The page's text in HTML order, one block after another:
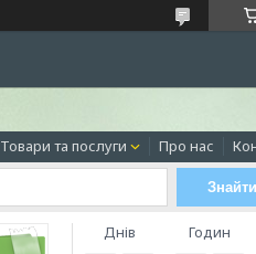
Товари та послуги Про нас
Знайти
Днів Годин